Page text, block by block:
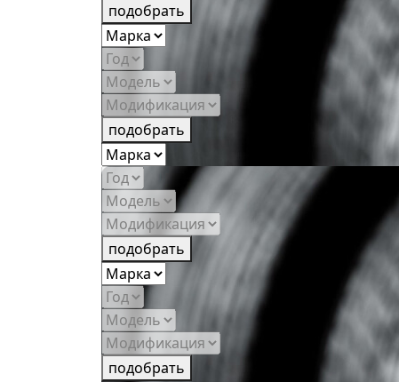
подобрать
подобрать
подобрать
подобрать